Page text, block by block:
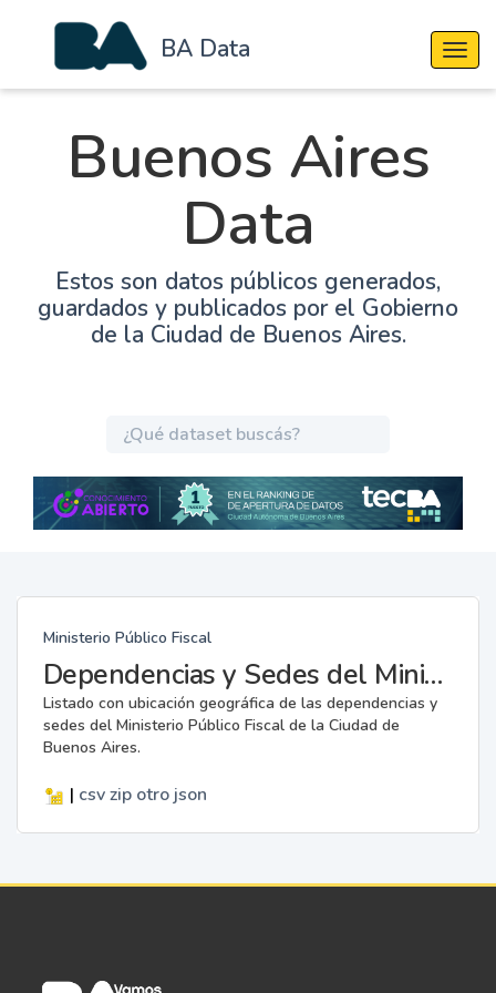
BA Data
Buenos Aires
Data
Estos son datos públicos generados,
guardados y publicados por el Gobierno
de la Ciudad de Buenos Aires.
Ministerio Público Fiscal
Dependencias y Sedes del Ministerio Público Fiscal
Listado con ubicación geográfica de las dependencias y
sedes del Ministerio Público Fiscal de la Ciudad de
Buenos Aires.
| csv zip otro json